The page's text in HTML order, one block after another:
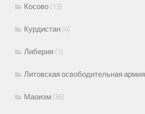
Косово (13)
Курдистан (4)
Либерия (1)
Литовская освободительная армия
Маоизм (36)